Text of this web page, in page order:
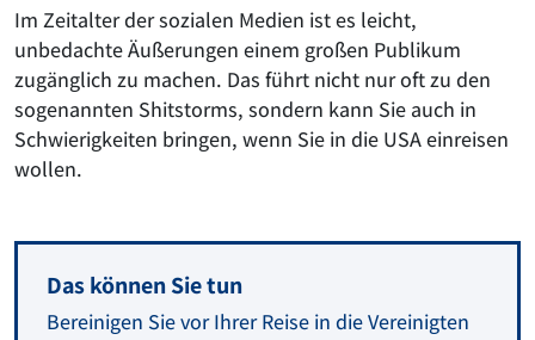
Im Zeitalter der sozialen Medien ist es leicht,
unbedachte Äußerungen einem großen Publikum
zugänglich zu machen. Das führt nicht nur oft zu den
sogenannten Shitstorms, sondern kann Sie auch in
Schwierigkeiten bringen, wenn Sie in die USA einreisen
wollen.
Das können Sie tun
Bereinigen Sie vor Ihrer Reise in die Vereinigten